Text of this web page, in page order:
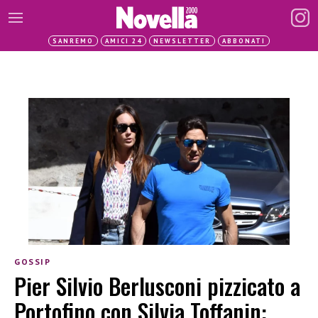
SANREMO AMICI 24 NEWSLETTER ABBONATI
GOSSIP
Pier Silvio Berlusconi pizzicato a